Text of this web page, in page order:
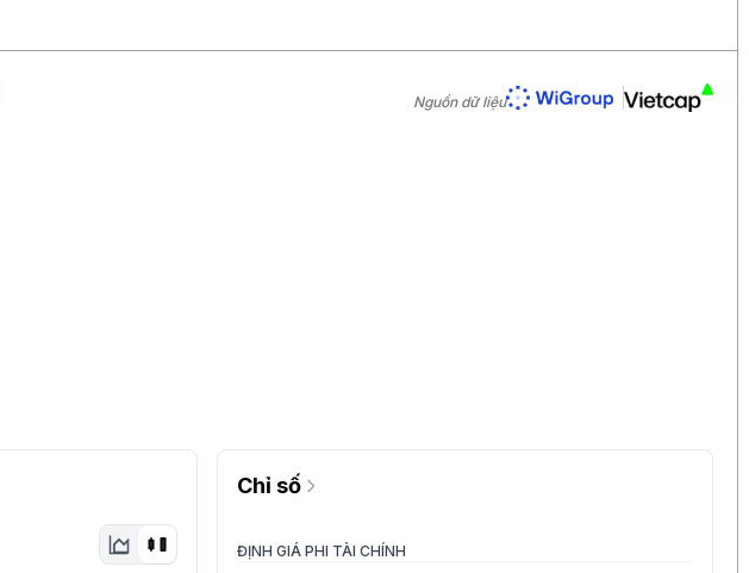
Nguồn dữ liệu
Chỉ số
ĐỊNH GIÁ PHI TÀI CHÍNH